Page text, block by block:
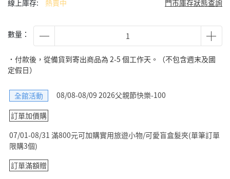
線上庫存: 熱賣中 門市庫存狀態查詢
數量：
˙付款後，從備貨到寄出商品為 2-5 個工作天。（不包含週末及國
定假日）
全館活動
08/08-08/09 2026父親節快樂-100
訂單加價購
07/01-08/31 滿800元可加購實用旅遊小物/可愛盲盒髮夾(單筆訂單
限購3個)
訂單滿額贈